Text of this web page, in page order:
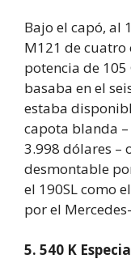
Bajo el capó, al
M121 de cuatro
potencia de 105
basaba en el
estaba
capota blanda
3.998 dólares –
desmontable
el 190SL como
por el
5. 540 K